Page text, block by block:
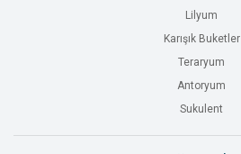
Lilyum
Karışık Buketler
Teraryum
Antoryum
Sukulent